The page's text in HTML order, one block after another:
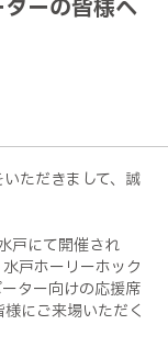
ーの皆様へ
ただきまして、誠
戸にて開催され
戸ホーリーホック
ター向けの応援席
にご来場いただく